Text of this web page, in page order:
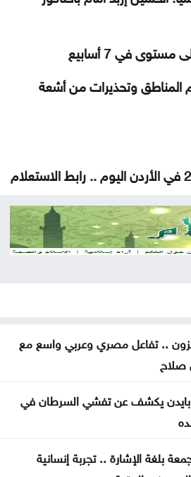
في 7 أسابيع
المناطق وتحذيرات من أشعة
نتائج التوجيهي 2026 في الأردن اليوم .. رابط الاستعلام
على العيسوي .. وما فعله رئيس
يستأنفون هجماتهم
أمينا عاما للمجلس الأعلى
.. تفاعل مصري وعربي واسع مع
صلاح
يكشف عن تفشي السرطان في
بلغة الإشارة .. تجربة إنسانية